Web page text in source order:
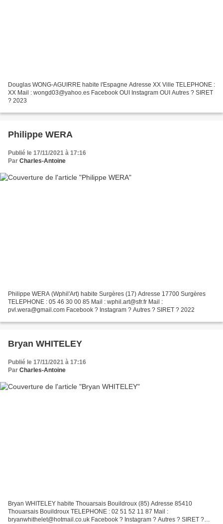
Douglas WONG-AGUIRRE habite l'Espagne Adresse XX Ville TELEPHONE :
XX Mail : wongd03@yahoo.es Facebook OUI Instagram OUI Autres ? SIRET
? 2023
Philippe WERA
Publié le 17/11/2021 à 17:16
Par Charles-Antoine
Philippe WERA (Wphil'Art) habite Surgères (17) Adresse 17700 Surgères
TELEPHONE : 05 46 30 00 85 Mail : wphil.art@sfr.fr Mail :
pvl.wera@gmail.com Facebook ? Instagram ? Autres ? SIRET ? 2022
Bryan WHITELEY
Publié le 17/11/2021 à 17:16
Par Charles-Antoine
Bryan WHITELEY habite Thouarsais Bouildroux (85) Adresse 85410
Thouarsais Bouildroux TELEPHONE : 02 51 52 11 87 Mail :
bryanwhithelet@hotmail.co.uk Facebook ? Instagram ? Autres ? SIRET ?